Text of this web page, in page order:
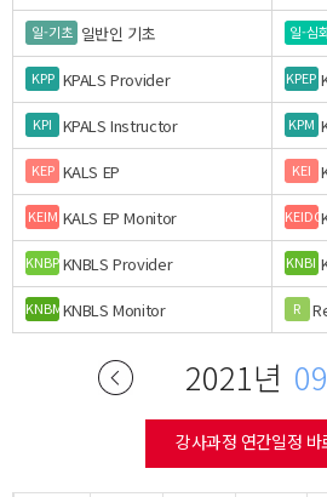
일-기초 일반인 기초 일-심
KPP KPALS Provider KPEP
KPI KPALS Instructor KPM
KEP KALS EP KEI
KEIM KALS EP Monitor KEIDC
KNBPKNBLS Provider KNBI
KNBMKNBLS Monitor R
2021년 09
강사과정 연간일정 바